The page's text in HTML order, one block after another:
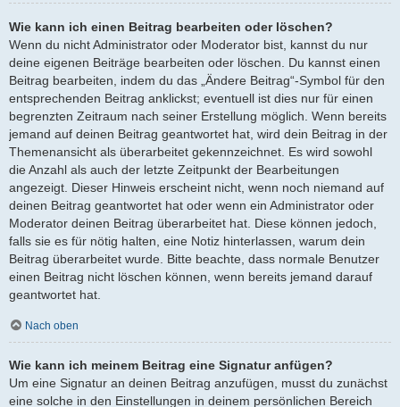
Wie kann ich einen Beitrag bearbeiten oder löschen?
Wenn du nicht Administrator oder Moderator bist, kannst du nur
deine eigenen Beiträge bearbeiten oder löschen. Du kannst einen
Beitrag bearbeiten, indem du das „Ändere Beitrag“-Symbol für den
entsprechenden Beitrag anklickst; eventuell ist dies nur für einen
begrenzten Zeitraum nach seiner Erstellung möglich. Wenn bereits
jemand auf deinen Beitrag geantwortet hat, wird dein Beitrag in der
Themenansicht als überarbeitet gekennzeichnet. Es wird sowohl
die Anzahl als auch der letzte Zeitpunkt der Bearbeitungen
angezeigt. Dieser Hinweis erscheint nicht, wenn noch niemand auf
deinen Beitrag geantwortet hat oder wenn ein Administrator oder
Moderator deinen Beitrag überarbeitet hat. Diese können jedoch,
falls sie es für nötig halten, eine Notiz hinterlassen, warum dein
Beitrag überarbeitet wurde. Bitte beachte, dass normale Benutzer
einen Beitrag nicht löschen können, wenn bereits jemand darauf
geantwortet hat.
Nach oben
Wie kann ich meinem Beitrag eine Signatur anfügen?
Um eine Signatur an deinen Beitrag anzufügen, musst du zunächst
eine solche in den Einstellungen in deinem persönlichen Bereich